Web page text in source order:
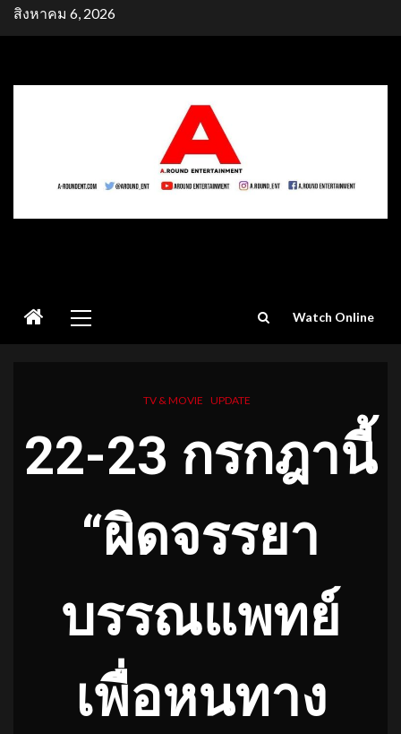
Skipสิงหาคม 6, 2026
Menu
Watch Online
TV & MOVIE UPDATE
22-23 กรกฎานี้
“ผิดจรรยา
บรรณแพทย์
เพื่อหนทาง